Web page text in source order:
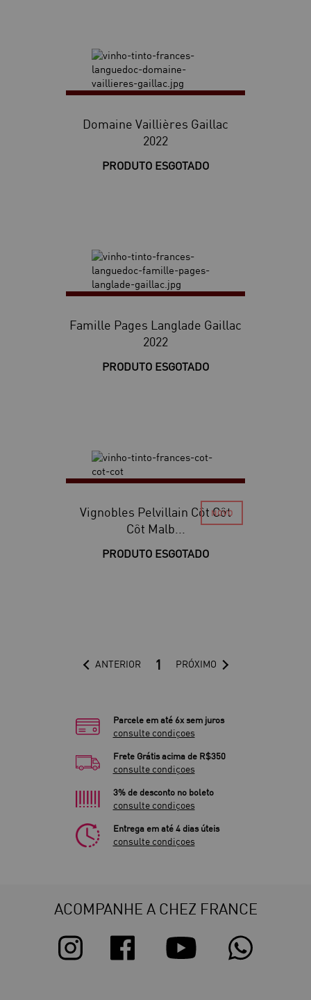
Domaine Vaillières Gaillac
2022
PRODUTO ESGOTADO
Famille Pages Langlade Gaillac
2022
PRODUTO ESGOTADO
Vignobles Pelvillain Côt Côt
Côt Malb...
PRODUTO ESGOTADO
ANTERIOR 1 PRÓXIMO
Parcele em até 6x sem juros
consulte condiçoes
Frete Grátis acima de R$350
consulte condiçoes
3% de desconto no boleto
consulte condiçoes
Entrega em até 4 dias úteis
consulte condiçoes
ACOMPANHE A CHEZ FRANCE